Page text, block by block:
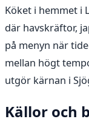
Köket i hemmet i
där havskräftor,
på menyn när
mellan högt
utgör kärnan i
Källor och